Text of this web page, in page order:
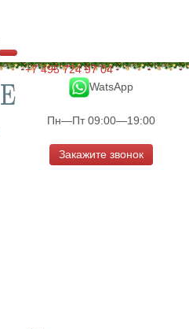
+7 495 724 97 04
WatsApp
Пн—Пт 09:00—19:00
Закажите звонок